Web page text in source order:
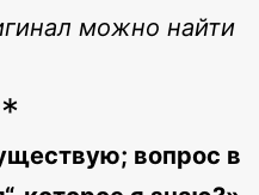
можно найти
вопрос в